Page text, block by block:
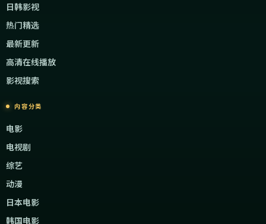
日韩影视
热门精选
最新更新
高清在线播放
影视搜索
内容分类
电影
电视剧
综艺
动漫
日本电影
韩国电影